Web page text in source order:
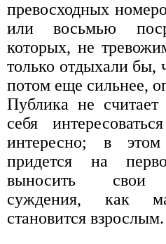
превосходных
или восьмью
которых, не
только отдыхали бы,
потом еще сильнее,
Публика не
себя
интересно; в
придется на
выносить свои
суждения, как
становится взрослым.